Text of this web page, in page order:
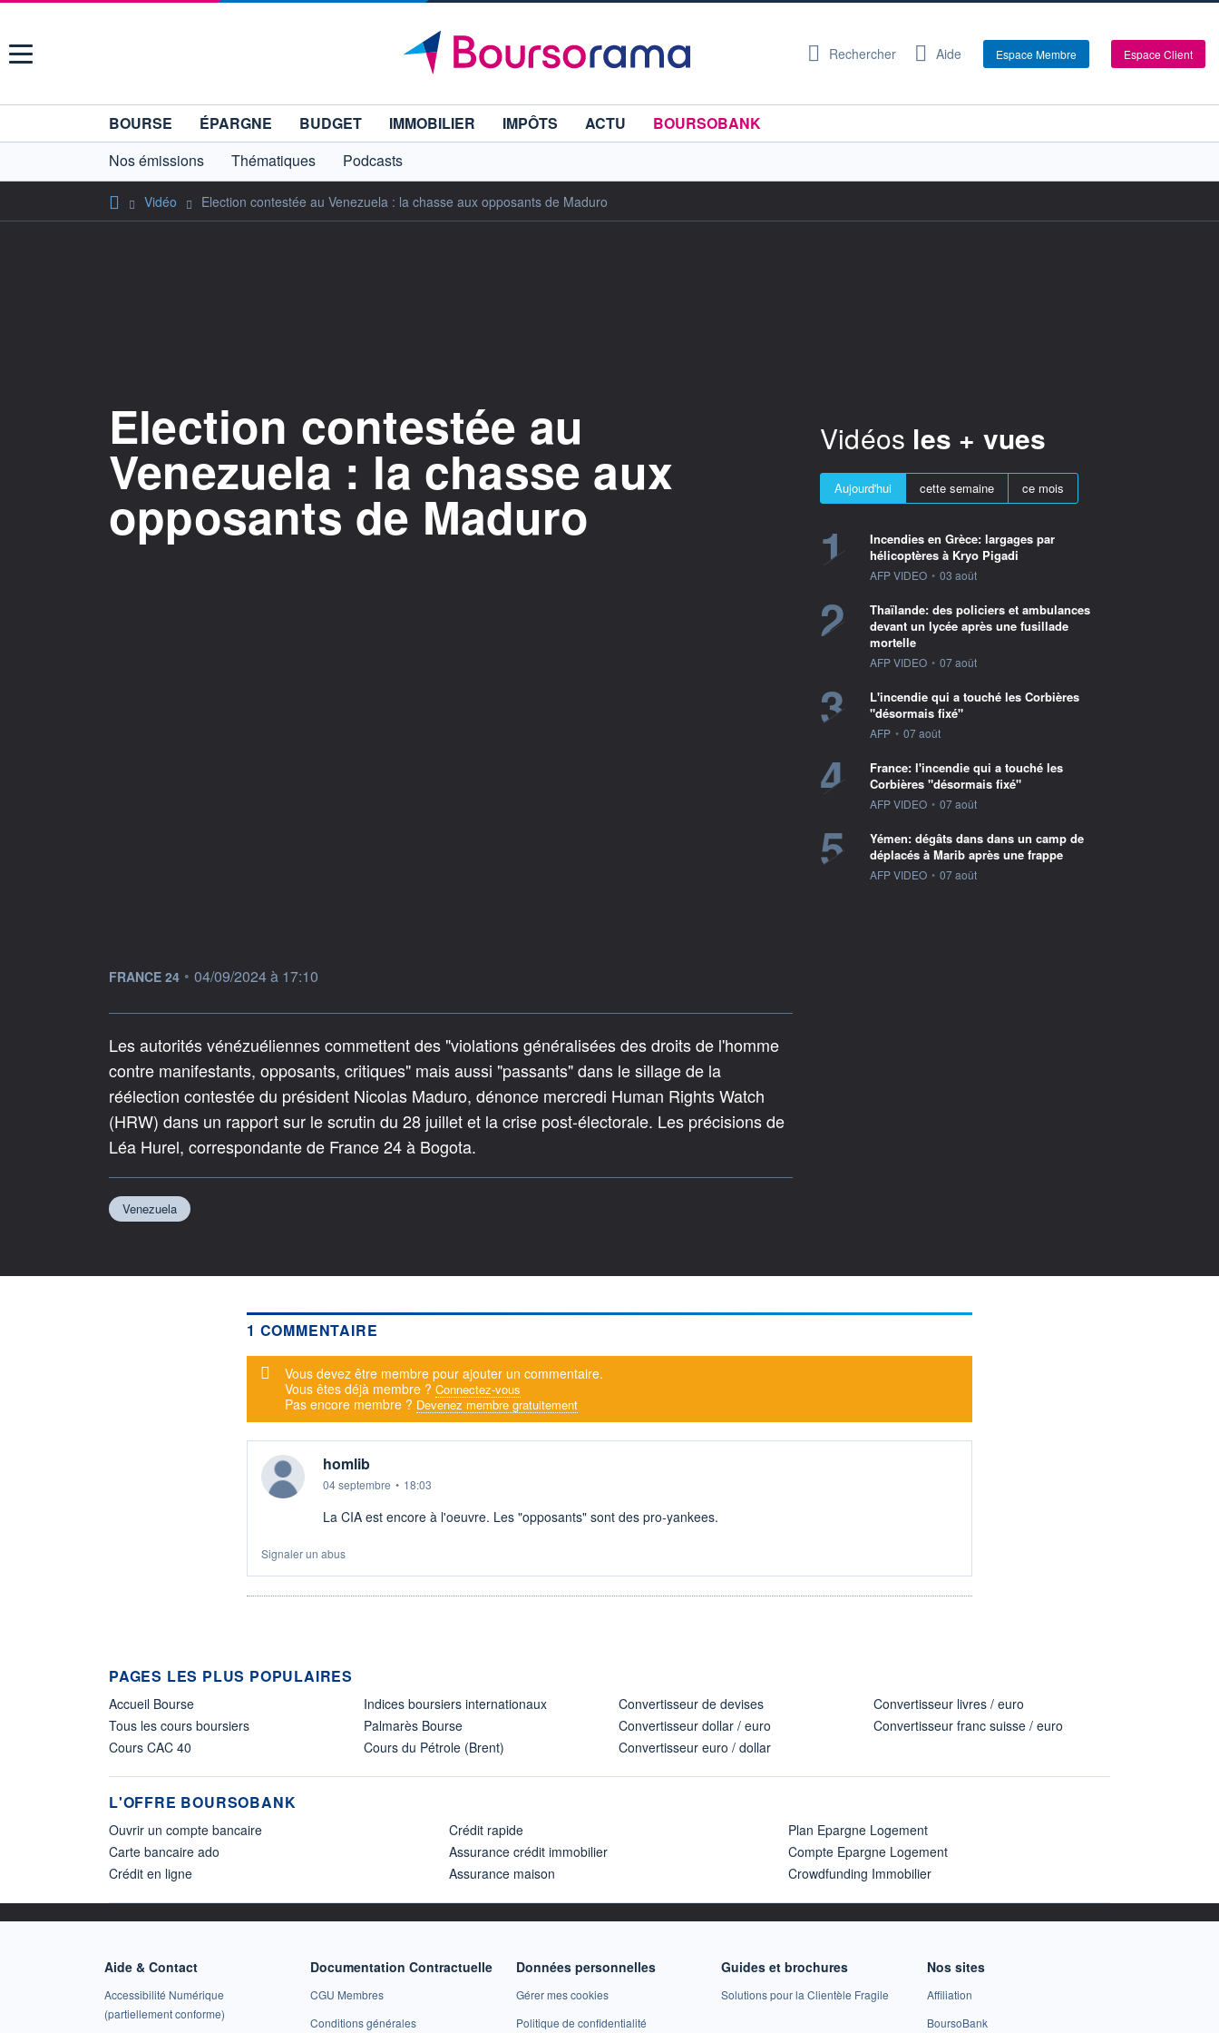
Menu Rechercher Aide Espace Membre Espace Client
BOURSE ÉPARGNE BUDGET IMMOBILIER IMPÔTS ACTU
BOURSOBANK
Nos émissions
Thématiques Podcasts
Vidéo Election contestée au Venezuela : la chasse aux opposants de Maduro
Election contestée au
Venezuela : la chasse aux
opposants de Maduro
information fournie par
FRANCE 24 • 04/09/2024 à 17:10
Les autorités vénézuéliennes commettent des "violations généralisées des droits de l'homme
contre manifestants, opposants, critiques" mais aussi "passants" dans le sillage de la
réélection contestée du président Nicolas Maduro, dénonce mercredi Human Rights Watch
(HRW) dans un rapport sur le scrutin du 28 juillet et la crise post-électorale. Les précisions de
Léa Hurel, correspondante de France 24 à Bogota.
Venezuela
Vidéos les + vues
Aujourd'hui cette semaine ce mois
1
Incendies en Grèce: largages par
hélicoptères à Kryo Pigadi
information fournie par
AFP VIDEO • 03 août
2
Thaïlande: des policiers et ambulances
devant un lycée après une fusillade
mortelle
information fournie par
AFP VIDEO • 07 août
3
L'incendie qui a touché les Corbières
"désormais fixé"
information fournie par
AFP • 07 août
4
France: l'incendie qui a touché les
Corbières "désormais fixé"
information fournie par
AFP VIDEO • 07 août
5
Yémen: dégâts dans dans un camp de
déplacés à Marib après une frappe
information fournie par
AFP VIDEO • 07 août
1 COMMENTAIRE
Message d'alerte
Vous devez être membre pour ajouter un commentaire.
Vous êtes déjà membre ? Connectez-vous
Pas encore membre ? Devenez membre gratuitement
homlib
04 septembre • 18:03
La CIA est encore à l'oeuvre. Les "opposants" sont des pro-yankees.
Signaler un abus
PAGES LES PLUS POPULAIRES
Accueil Bourse
Tous les cours boursiers
Cours CAC 40
Indices boursiers internationaux
Palmarès Bourse
Cours du Pétrole (Brent)
Convertisseur de devises
Convertisseur dollar / euro
Convertisseur euro / dollar
Convertisseur livres / euro
Convertisseur franc suisse / euro
L'OFFRE BOURSOBANK
Ouvrir un compte bancaire
Carte bancaire ado
Crédit en ligne
Crédit rapide
Assurance crédit immobilier
Assurance maison
Plan Epargne Logement
Compte Epargne Logement
Crowdfunding Immobilier
Aide & Contact
Accessibilité Numérique
(partiellement conforme)
Documentation Contractuelle
CGU Membres
Conditions générales
Données personnelles
Gérer mes cookies
Politique de confidentialité
Guides et brochures
Solutions pour la Clientèle Fragile
Nos sites
Affiliation
BoursoBank